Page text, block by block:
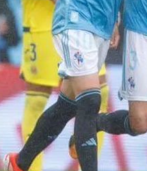
y asistencia
cabezazo para la
Vigoha ganado 3-2 al